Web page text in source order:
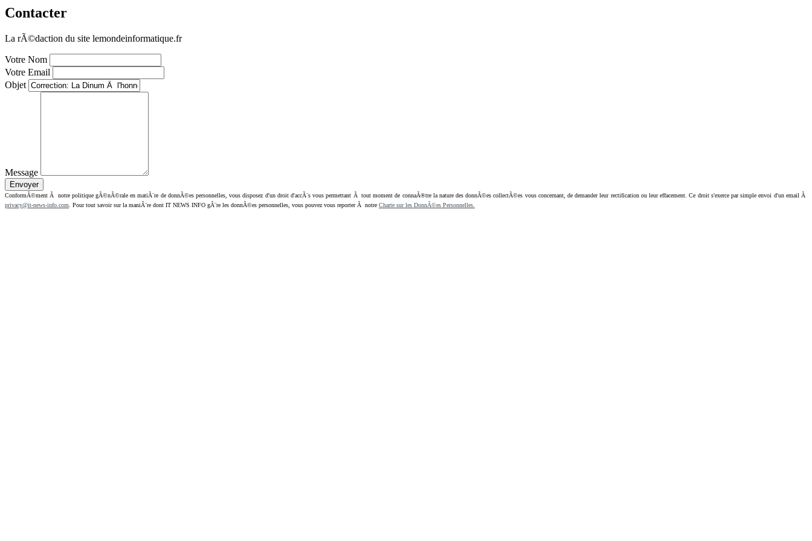
Contacter
La rÃ©daction du site lemondeinformatique.fr
Votre Nom
Votre Email
Objet
Message
ConformÃ©ment Ã notre politique gÃ©nÃ©rale en matiÃ¨re de donnÃ©es personnelles, vous disposez d'un droit d'accÃ¨s vous permettant Ã tout moment de connaÃ®tre la nature des donnÃ©es collectÃ©es vous concernant, de demander leur rectification ou leur effacement. Ce droit s'exerce par simple envoi d'un email Ã
privacy@it-news-info.com . Pour tout savoir sur la maniÃ¨re dont IT NEWS INFO gÃ¨re les donnÃ©es personnelles, vous pouvez vous reporter Ã notre Charte sur les DonnÃ©es Personnelles.